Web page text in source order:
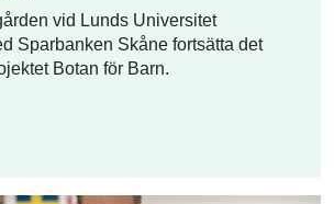
vid Lunds Universitet
Sparbanken Skåne fortsätta det
Botan för Barn.